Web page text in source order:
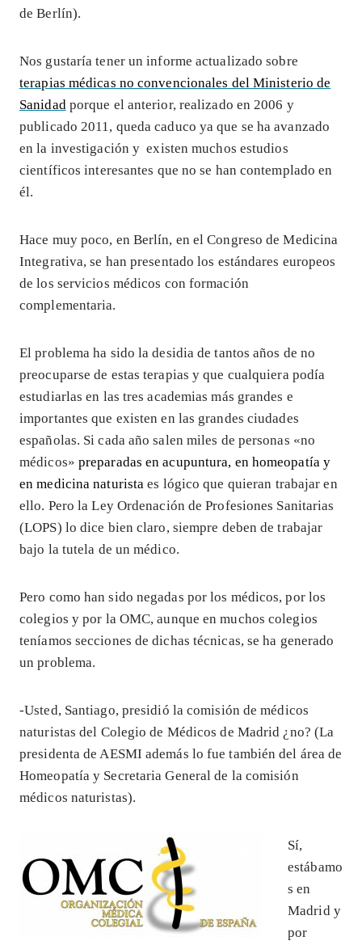
de Berlín).
Nos gustaría tener un informe actualizado sobre
terapias médicas no convencionales del Ministerio de
Sanidad porque el anterior, realizado en 2006 y
publicado 2011, queda caduco ya que se ha avanzado
en la investigación y existen muchos estudios
científicos interesantes que no se han contemplado en
él.
Hace muy poco, en Berlín, en el Congreso de Medicina
Integrativa, se han presentado los estándares europeos
de los servicios médicos con formación
complementaria.
El problema ha sido la desidia de tantos años de no
preocuparse de estas terapias y que cualquiera podía
estudiarlas en las tres academias más grandes e
importantes que existen en las grandes ciudades
españolas. Si cada año salen miles de personas «no
médicos» preparadas en acupuntura, en homeopatía y
en medicina naturista es lógico que quieran trabajar en
ello. Pero la Ley Ordenación de Profesiones Sanitarias
(LOPS) lo dice bien claro, siempre deben de trabajar
bajo la tutela de un médico.
Pero como han sido negadas por los médicos, por los
colegios y por la OMC, aunque en muchos colegios
teníamos secciones de dichas técnicas, se ha generado
un problema.
-Usted, Santiago, presidió la comisión de médicos
naturistas del Colegio de Médicos de Madrid ¿no? (La
presidenta de AESMI además lo fue también del área de
Homeopatía y Secretaria General de la comisión
médicos naturistas).
Sí,
estábamo
s en
Madrid y
por